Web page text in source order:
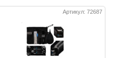
Артикул: 72687